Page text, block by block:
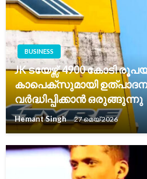
BUSINESS
JK ടയേഴ്സ്: 4900 കോടി
കാപെക്സുമായി
വർദ്ധിപ്പിക്കാൻ ഒരുങ്ങുന്നു
Hemant Singh 27 മെയ്‌ 2026